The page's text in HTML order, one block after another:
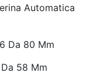
Automatica
Da 80 Mm
58 Mm